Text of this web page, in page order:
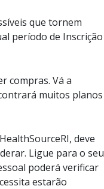
que tornem
período de Inscrição
compras. Vá a
muitos planos
deve
Ligue para o seu
poderá verificar
estarão